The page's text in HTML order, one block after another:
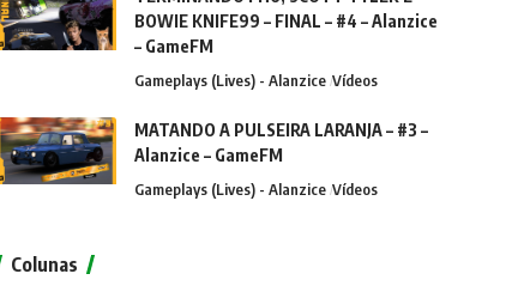
BOWIE KNIFE99 – FINAL – #4 – Alanzice
– GameFM
Gameplays (Lives) - Alanzice Vídeos
MATANDO A PULSEIRA LARANJA – #3 –
Alanzice – GameFM
Gameplays (Lives) - Alanzice Vídeos
Colunas